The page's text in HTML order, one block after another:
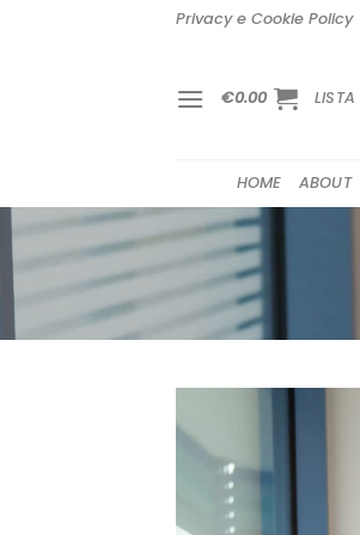
Privacy e Cookie Policy
€0.00 LISTA
HOME ABOUT